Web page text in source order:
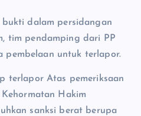
bukti dalam persidangan
tim pendamping dari PP
pembelaan untuk terlapor.
terlapor Atas pemeriksaan
Hakim
sanksi berat berupa